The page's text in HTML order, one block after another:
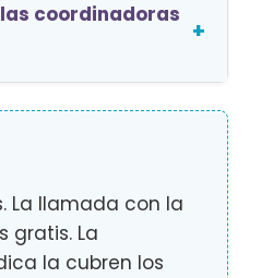
coordinadoras
+
La llamada con la
gratis. La
la cubren los